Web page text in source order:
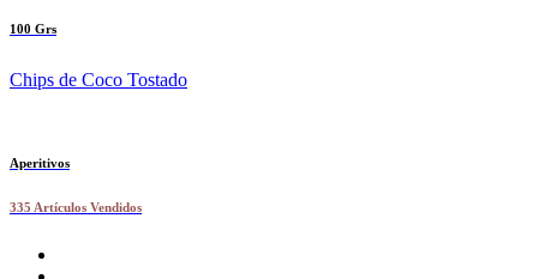
100 Grs
Chips de Coco Tostado
Aperitivos
335 Artículos Vendidos